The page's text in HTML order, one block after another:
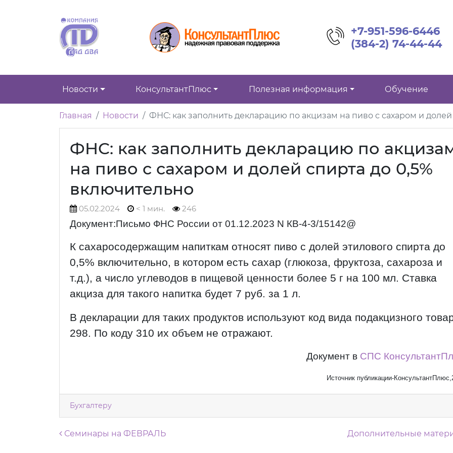
+7-951-596-6446
(384-2) 74-44-44
Новости КонсультантПлюс Полезная информация Обучение
Главная Новости ФНС: как заполнить декларацию по акцизам на пиво с сахаром и
ФНС: как заполнить декларацию по
на пиво с сахаром и долей спирта до 0,5%
включительно
05.02.2024 < 1 мин. 246
Документ:Письмо ФНС России от 01.12.2023 N КВ-4-3/15142@
К сахаросодержащим напиткам относят пиво с долей этилового спирта до
0,5% включительно, в котором есть сахар (глюкоза, фруктоза, сахароза и
т.д.), а число углеводов в пищевой ценности более 5 г на 100 мл. Ставка
акциза для такого напитка будет 7 руб. за 1 л.
В декларации для таких продуктов используют код вида подакцизного
298. По коду 310 их объем не отражают.
Документ в СПС
Источник публикации-
Бухгалтеру
Навигация по записям
Семинары на ФЕВРАЛЬ Дополнительные